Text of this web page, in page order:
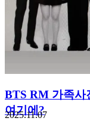
BTS RM 가족사
여기에?
2025.11.07